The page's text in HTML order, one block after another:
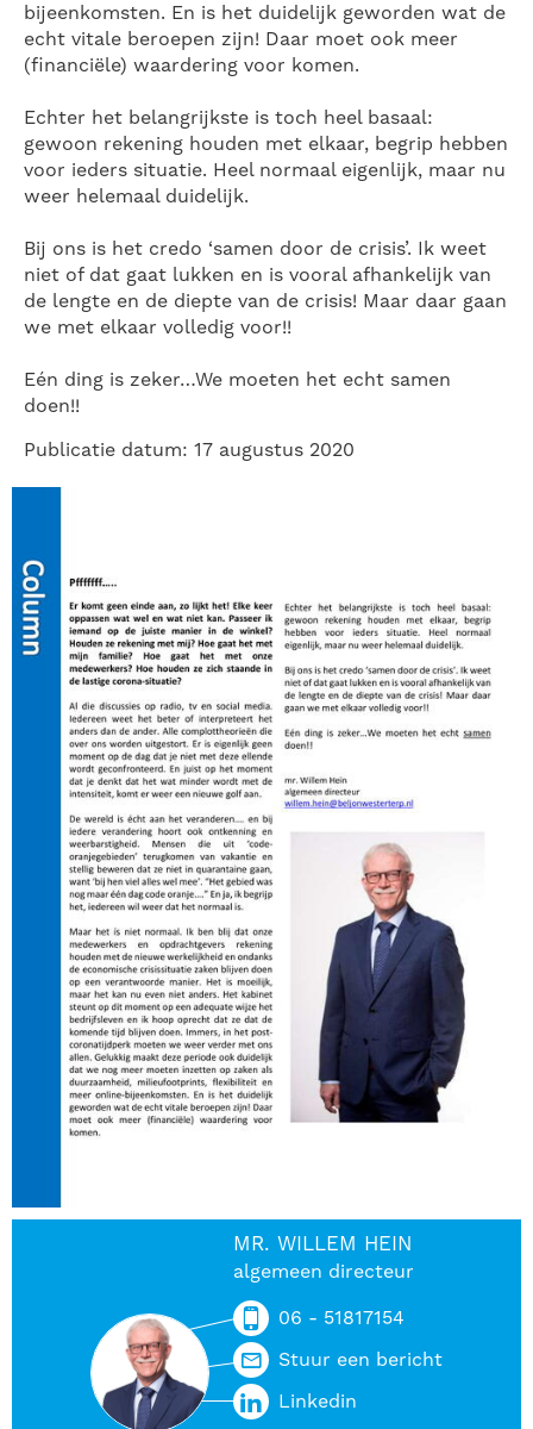
bijeenkomsten. En is het duidelijk geworden wat de
echt vitale beroepen zijn! Daar moet ook meer
(financiële) waardering voor komen.
Echter het belangrijkste is toch heel basaal:
gewoon rekening houden met elkaar, begrip hebben
voor ieders situatie. Heel normaal eigenlijk, maar nu
weer helemaal duidelijk.
Bij ons is het credo ‘samen door de crisis’. Ik weet
niet of dat gaat lukken en is vooral afhankelijk van
de lengte en de diepte van de crisis! Maar daar gaan
we met elkaar volledig voor!!
Eén ding is zeker…We moeten het echt samen
doen!!
Publicatie datum: 17 augustus 2020
MR. WILLEM HEIN
algemeen directeur
06 - 51817154
Stuur een bericht
Linkedin